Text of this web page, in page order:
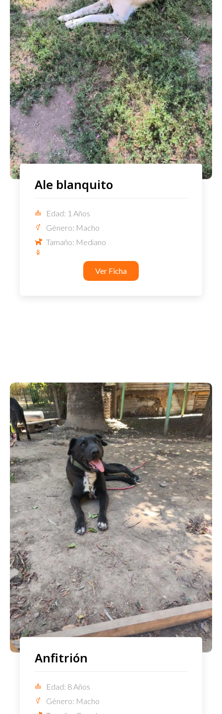
Ale blanquito
Edad: 1 Años
Género: Macho
Tamaño: Mediano
Ver Ficha
Anfitrión
Edad: 8 Años
Género: Macho